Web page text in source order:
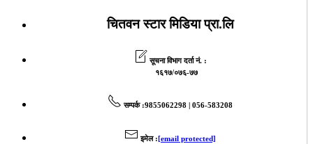
चितवन स्टार मिडिया प्रा.लि
सूचना विभाग दर्ता नं. :
१६१७/०७६-७७
सम्पर्क:9855062298 | 056-583208
इमेल: [email protected]